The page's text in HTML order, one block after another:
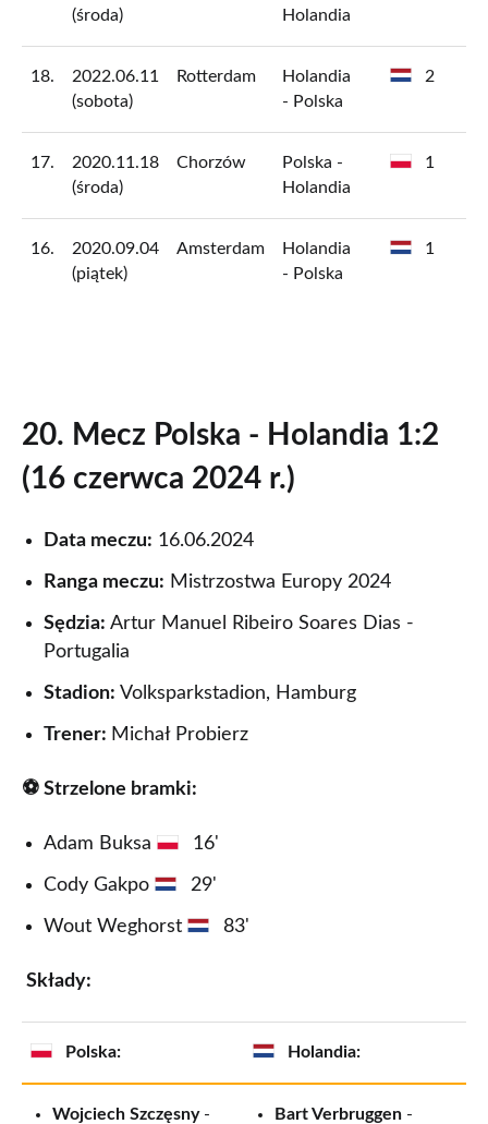
(środa)
Holandia
18.
2022.06.11
(sobota)
Rotterdam
Holandia
- Polska
2
17.
2020.11.18
(środa)
Chorzów
Polska -
Holandia
1
16.
2020.09.04
(piątek)
Amsterdam
Holandia
- Polska
1
14.
2000.06.04
(niedziela)
Lozanna
Holandia
-Polska
3
(środa)
12.
1992.10.14
(środa)
Rotterdam
Holandia
- Polska
(środa)
- Polska
(środa)
9.
1986.11.19
(środa)
Amsterdam
8.
1979.10.17
Amsterdam
7.
1979.05.02
(środa)
Chorzów
Polska -
Holandia
2
6.
1975.10.15
Amsterdam
Holandia-
20. Mecz Polska - Holandia 1:2
(16 czerwca 2024 r.)
Data meczu: 16.06.2024
Ranga meczu: Mistrzostwa Europy 2024
Sędzia: Artur Manuel Ribeiro Soares Dias -
Portugalia
Stadion: Volksparkstadion, Hamburg
Trener: Michał Probierz
⚽ Strzelone bramki:
Adam Buksa 16'
Cody Gakpo 29'
Wout Weghorst 83'
Składy:
Polska: Holandia:
Wojciech Szczęsny-
Bart Verbruggen -